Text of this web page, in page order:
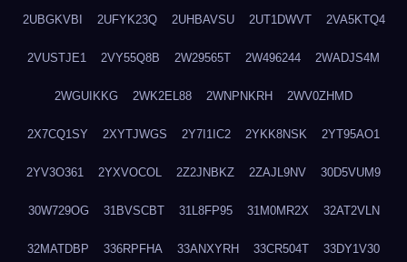
2UBGKVBI 2UFYK23Q 2UHBAVSU 2UT1DWVT 2VA5KTQ4
2VUSTJE1 2VY55Q8B 2W29565T 2W496244 2WADJS4M
2WGUIKKG 2WK2EL88 2WNPNKRH 2WV0ZHMD
2X7CQ1SY 2XYTJWGS 2Y7I1IC2 2YKK8NSK 2YT95AO1
2YV3O361 2YXVOCOL 2Z2JNBKZ 2ZAJL9NV 30D5VUM9
30W729OG 31BVSCBT 31L8FP95 31M0MR2X 32AT2VLN
32MATDBP 336RPFHA 33ANXYRH 33CR504T 33DY1V30